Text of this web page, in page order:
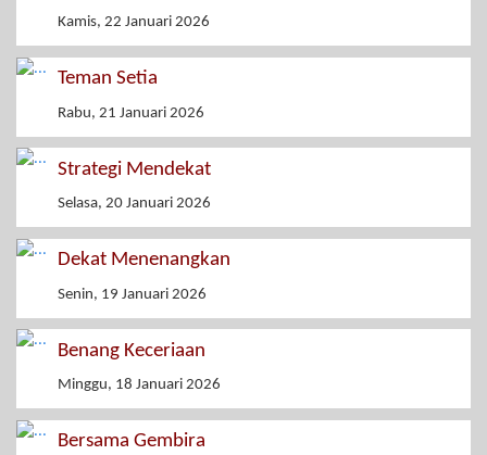
Kamis, 22 Januari 2026
Teman Setia
Rabu, 21 Januari 2026
Strategi Mendekat
Selasa, 20 Januari 2026
Dekat Menenangkan
Senin, 19 Januari 2026
Benang Keceriaan
Minggu, 18 Januari 2026
Bersama Gembira